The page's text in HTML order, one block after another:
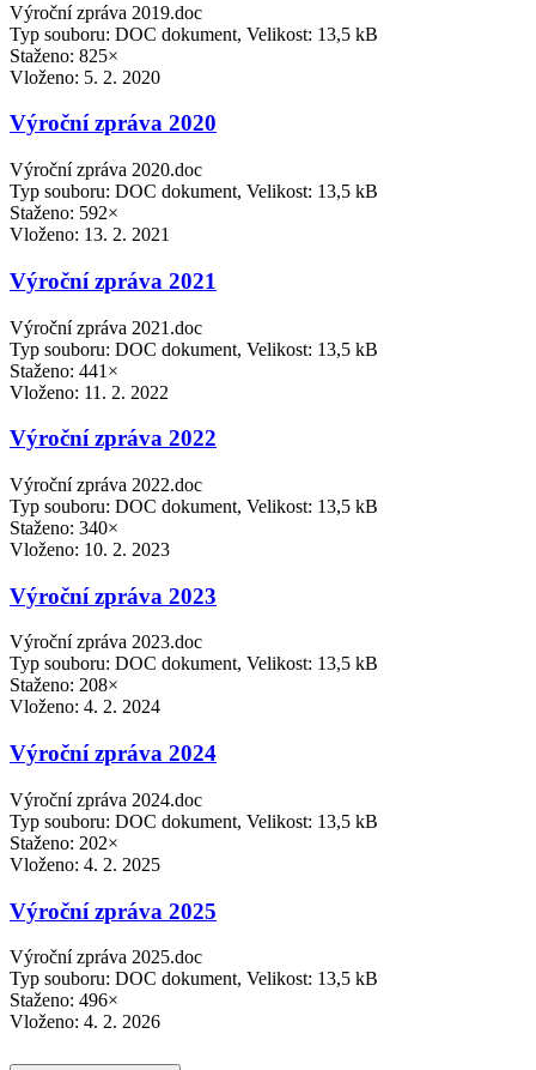
Výroční zpráva 2019.doc
Typ souboru: DOC dokument, Velikost: 13,5 kB
Staženo: 825×
Vloženo: 5. 2. 2020
Výroční zpráva 2020
Výroční zpráva 2020.doc
Typ souboru: DOC dokument, Velikost: 13,5 kB
Staženo: 592×
Vloženo: 13. 2. 2021
Výroční zpráva 2021
Výroční zpráva 2021.doc
Typ souboru: DOC dokument, Velikost: 13,5 kB
Staženo: 441×
Vloženo: 11. 2. 2022
Výroční zpráva 2022
Výroční zpráva 2022.doc
Typ souboru: DOC dokument, Velikost: 13,5 kB
Staženo: 340×
Vloženo: 10. 2. 2023
Výroční zpráva 2023
Výroční zpráva 2023.doc
Typ souboru: DOC dokument, Velikost: 13,5 kB
Staženo: 208×
Vloženo: 4. 2. 2024
Výroční zpráva 2024
Výroční zpráva 2024.doc
Typ souboru: DOC dokument, Velikost: 13,5 kB
Staženo: 202×
Vloženo: 4. 2. 2025
Výroční zpráva 2025
Výroční zpráva 2025.doc
Typ souboru: DOC dokument, Velikost: 13,5 kB
Staženo: 496×
Vloženo: 4. 2. 2026